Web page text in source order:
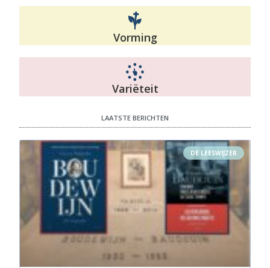
Vorming
Variëteit
LAATSTE BERICHTEN
DE LEESWIJZER